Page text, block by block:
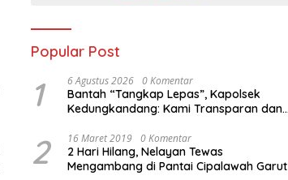
Popular Post
1 6 Agustus 2026 0 Komentar
Bantah “Tangkap Lepas”, Kapolsek
Kedungkandang: Kami Transparan dan
2 16 Maret 2019 0 Komentar
2 Hari Hilang, Nelayan Tewas
Mengambang di Pantai Cipalawah Garut